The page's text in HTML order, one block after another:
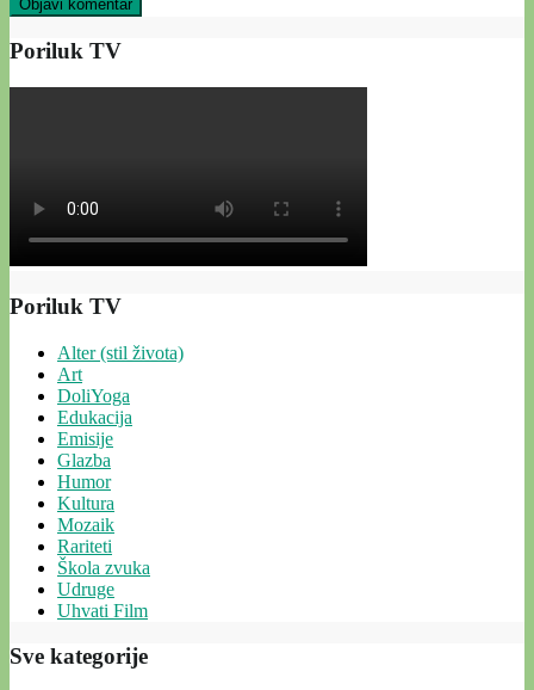
Poriluk TV
Poriluk TV
Alter (stil života)
Art
DoliYoga
Edukacija
Emisije
Glazba
Humor
Kultura
Mozaik
Rariteti
Škola zvuka
Udruge
Uhvati Film
Sve kategorije